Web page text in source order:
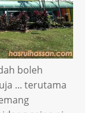
boleh
... terutama